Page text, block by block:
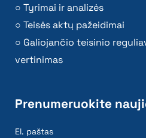
Tyrimai ir analizės
Teisės aktų pažeidimai
Galiojančio teisinio
vertinimas
Prenumeruokite
El. paštas